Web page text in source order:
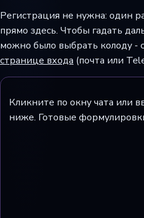
Регистрация не нужна: один
прямо здесь. Чтобы гадать
можно было выбрать колоду -
странице входа (почта или
Кликните по окну чата или
ниже. Готовые